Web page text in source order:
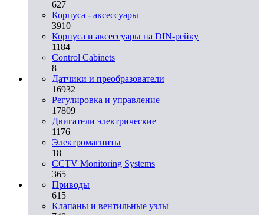
627
Корпуса - аксессуары
3910
Корпуса и аксессуары на DIN-рейку
1184
Control Cabinets
8
Датчики и преобразователи
16932
Регулировка и управление
17809
Двигатели электрические
1176
Электромагниты
18
CCTV Monitoring Systems
365
Приводы
615
Клапаны и вентильные узлы